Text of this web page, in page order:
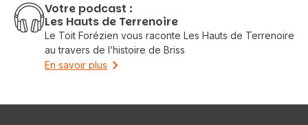
Votre podcast :
Les Hauts de Terrenoire
Le Toit Forézien vous raconte Les Hauts de Terrenoire
au travers de l’histoire de Briss
En savoir plus